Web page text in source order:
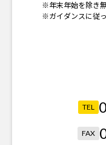
※年末年始を除き
※ガイダンスに従
TEL
FAX